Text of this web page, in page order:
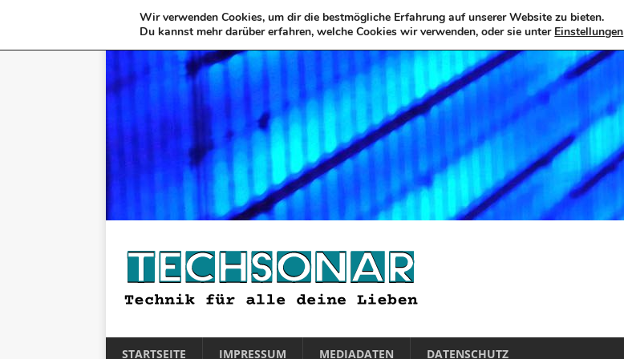
STARTSEITE IMPRESSUM MEDIADATEN DATENSCHUTZ
Wir verwenden Cookies, um dir die bestmögliche Erfahrung auf unserer Website zu bieten.
Du kannst mehr darüber erfahren, welche Cookies wir verwenden, oder sie unter Einstellungen